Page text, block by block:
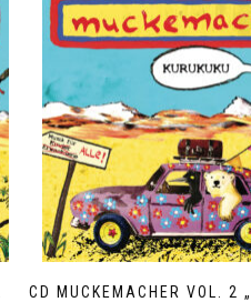
CD MUCKEMACHER VOL. 2